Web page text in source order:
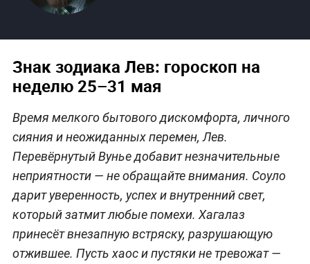
Знак зодиака Лев: гороскоп на
неделю 25–31 мая
Время мелкого бытового дискомфорта, личного
сияния и неожиданных перемен, Лев.
Перевёрнутый Вунье добавит незначительные
неприятности — не обращайте внимания. Соуло
дарит уверенность, успех и внутренний свет,
который затмит любые помехи. Хагалаз
принесёт внезапную встряску, разрушающую
отжившее. Пусть хаос и пустяки не тревожат —